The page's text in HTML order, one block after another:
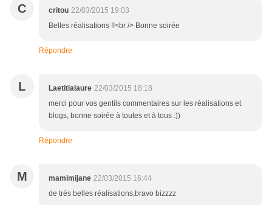
C critou 22/03/2015 19:03
Belles réalisations !!<br /> Bonne soirée
Répondre
L Laetitialaure 22/03/2015 18:18
merci pour vos gentils commentaires sur les réalisations et
blogs, bonne soirée à toutes et à tous :))
Répondre
M mamimijane 22/03/2015 16:44
de très belles réalisations,bravo bizzzz